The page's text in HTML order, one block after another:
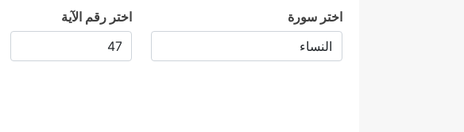
اختر سورة اختر رقم الآية